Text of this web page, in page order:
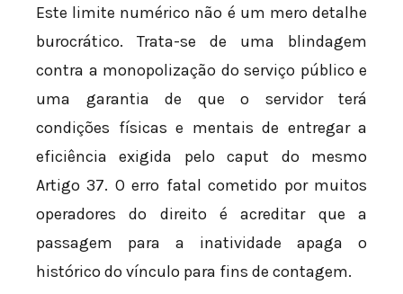
Este limite numérico não é um mero detalhe
burocrático. Trata-se de uma blindagem
contra a monopolização do serviço público e
uma garantia de que o servidor terá
condições físicas e mentais de entregar a
eficiência exigida pelo caput do mesmo
Artigo 37. O erro fatal cometido por muitos
operadores do direito é acreditar que a
passagem para a inatividade apaga o
histórico do vínculo para fins de contagem.